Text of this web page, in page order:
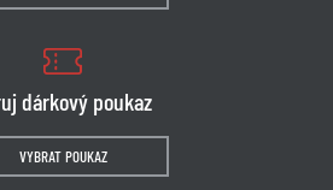
dárkový poukaz
VYBRAT POUKAZ